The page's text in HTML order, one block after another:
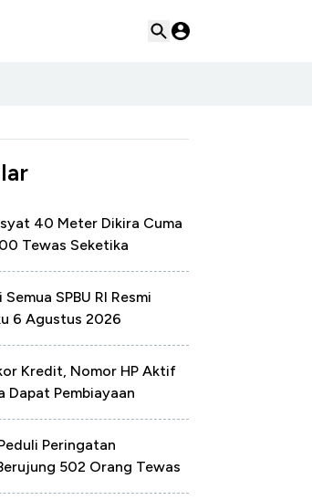
40 Meter Dikira Cuma
Tewas Seketika
SPBU RI Resmi
6 Agustus 2026
Kredit, Nomor HP Aktif
Dapat Pembiayaan
Peringatan
502 Orang Tewas